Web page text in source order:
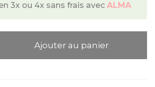
3x ou 4x sans frais avec ALMA
Ajouter au panier